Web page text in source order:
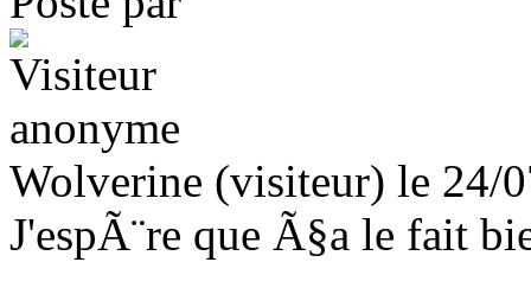
Wolverine (visiteur) le 24/
J'espÃ¨re que Ã§a le fait